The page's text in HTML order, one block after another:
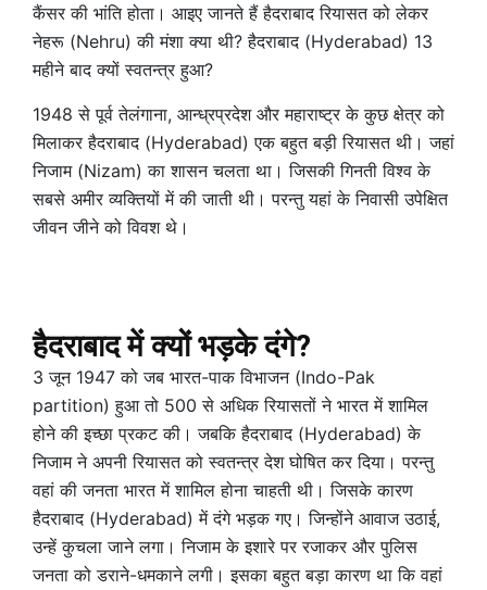
कैंसर की भांति होता। आइए जानते हैं हैदराबाद रियासत को लेकर
नेहरू (Nehru) की मंशा क्या थी? हैदराबाद (Hyderabad) 13
महीने बाद क्यों स्वतन्त्र हुआ?
1948 से पूर्व तेलंगाना, आन्ध्रप्रदेश और महाराष्ट्र के कुछ क्षेत्र को
मिलाकर हैदराबाद (Hyderabad) एक बहुत बड़ी रियासत थी। जहां
निजाम (Nizam) का शासन चलता था। जिसकी गिनती विश्व के
सबसे अमीर व्यक्तियों में की जाती थी। परन्तु यहां के निवासी उपेक्षित
जीवन जीने को विवश थे।
हैदराबाद में क्यों भड़के दंगे?
3 जून 1947 को जब भारत-पाक विभाजन (Indo-Pak
partition) हुआ तो 500 से अधिक रियासतों ने भारत में शामिल
होने की इच्छा प्रकट की। जबकि हैदराबाद (Hyderabad) के
निजाम ने अपनी रियासत को स्वतन्त्र देश घोषित कर दिया। परन्तु
वहां की जनता भारत में शामिल होना चाहती थी। जिसके कारण
हैदराबाद (Hyderabad) में दंगे भड़क गए। जिन्होंने आवाज उठाई,
उन्हें कुचला जाने लगा। निजाम के इशारे पर रजाकर और पुलिस
जनता को डराने-धमकाने लगी। इसका बहुत बड़ा कारण था कि वहां